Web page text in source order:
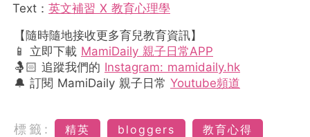
Text： 英文補習 X 教育心理學
【隨時隨地接收更多育兒教育資訊】
📱 立即下載 MamiDaily 親子日常APP
🤱🏻 追蹤我們的 Instagram: mamidaily.hk
🔔 訂閱 MamiDaily 親子日常 Youtube頻道
標籤: 精英 bloggers
教育心得